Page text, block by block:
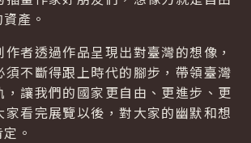
產。
者透過作品呈現出對臺灣的想像，
須不斷得跟上時代的腳步，帶領臺灣
，讓我們的國家更自由、更進步、更
家看完展覽以後，對大家的幽默和想
。